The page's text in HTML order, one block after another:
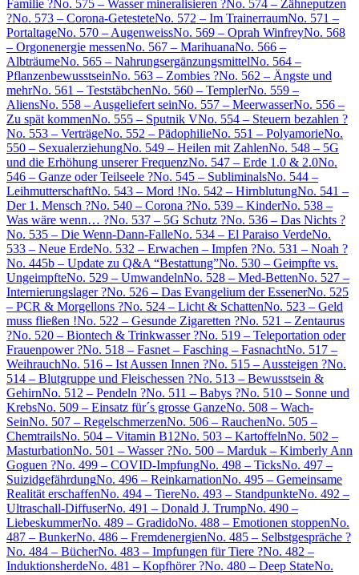
Familie ?No. 575 – Wasser mineralisieren ?No. 574 – Zähneputzen
?No. 573 – Corona-GetesteteNo. 572 – Im TrainerraumNo. 571 –
PortaltageNo. 570 – AugenweissNo. 569 – Oprah WinfreyNo. 568
– Orgonenergie messenNo. 567 – MarihuanaNo. 566 –
AlbträumeNo. 565 – NahrungsergänzungsmittelNo. 564 –
PflanzenbewusstseinNo. 563 – Zombies ?No. 562 – Ängste und
mehrNo. 561 – TeststäbchenNo. 560 – TemplerNo. 559 –
AliensNo. 558 – Ausgeliefert seinNo. 557 – MeerwasserNo. 556 –
Zu spät kommenNo. 555 – Sputnik VNo. 554 – Steuern bezahlen ?
No. 553 – VerträgeNo. 552 – PädophilieNo. 551 – PolyamorieNo.
550 – SexualerziehungNo. 549 – Heilen mit ZahlenNo. 548 – 5G
und die Erhöhung unserer FrequenzNo. 547 – Erde 1.0 & 2.0No.
546 – Ganze oder Teilseele ?No. 545 – SubliminalsNo. 544 –
LeihmutterschaftNo. 543 – Mord !No. 542 – HirnblutungNo. 541 –
Der 1. Mensch ?No. 540 – Corona ?No. 539 – KinderNo. 538 –
Was wäre wenn… ?No. 537 – 5G Schutz ?No. 536 – Das Nichts ?
No. 535 – Die Wenn-Dann-FalleNo. 534 – El Paraiso VerdeNo.
533 – Neue ErdeNo. 532 – Erwachen – Impfen ?No. 531 – Noah ?
No. 445b – Update zu Q&A “Bestattung”No. 530 – Geimpfte vs.
UngeimpfteNo. 529 – UmwandelnNo. 528 – Med-BettenNo. 527 –
Internierungslager ?No. 526 – Das Evangelium der EssenerNo. 525
– PCR & Morgellons ?No. 524 – Licht & SchattenNo. 523 – Geld
muss fließen !No. 522 – Gesunde Zigaretten ?No. 521 – Zentaurus
?No. 520 – Biontech & Trinkwasser ?No. 519 – Teleportation oder
Frauenpower ?No. 518 – Fasnet – Fasching – FasnachtNo. 517 –
WeihrauchNo. 516 – Ist Aussen Innen ?No. 515 – Aussteigen ?No.
514 – Blutgruppe und Fleischessen ?No. 513 – Bewusstsein &
GehirnNo. 512 – Pendeln ?No. 511 – Babys ?No. 510 – Sonne und
KrebsNo. 509 – Einsatz für´s grosse GanzeNo. 508 – Wach-
SeinNo. 507 – RegelschmerzenNo. 506 – RauchenNo. 505 –
ChemtrailsNo. 504 – Vitamin B12No. 503 – KartoffelnNo. 502 –
MasturbationNo. 501 – Wasser ?No. 500 – Marduk – Kimberly Ann
Goguen ?No. 499 – COVID-ImpfungNo. 498 – TicksNo. 497 –
SuizidgefährdungNo. 496 – ReinkarnationNo. 495 – Gemeinsame
Realität erschaffenNo. 494 – TiereNo. 493 – StandpunkteNo. 492 –
Ultraschall-DiffuserNo. 491 – Donald J. TrumpNo. 490 –
LiebeskummerNo. 489 – GradidoNo. 488 – Emotionen stoppenNo.
487 – BunkerNo. 486 – FremdenergienNo. 485 – Selbstgespräche ?
No. 484 – BücherNo. 483 – Impfungen für Tiere ?No. 482 –
InduktionsherdeNo. 481 – Kopfhörer ?No. 480 – Deep StateNo.